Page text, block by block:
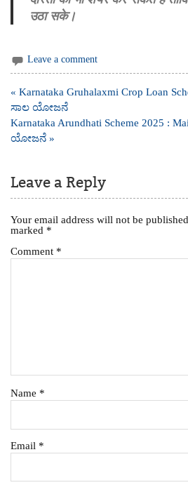
उठा सके।
Leave a comment
Post
navigation
« Karnataka Gruhalaxmi Crop Loan
ಸಾಲ ಯೋಜನೆ
Karnataka Arundhati Scheme 2025 :
ಯೋಜನೆ »
Leave a Reply
Your email address will not be
marked *
Comment *
Name *
Email *